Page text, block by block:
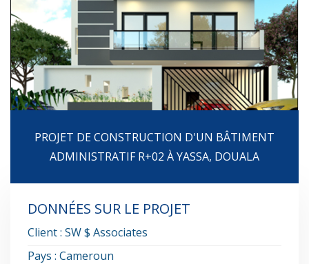
PROJET DE CONSTRUCTION D'UN BÂTIMENT
ADMINISTRATIF R+02 À YASSA, DOUALA
DONNÉES SUR LE PROJET
Client : SW $ Associates
Pays : Cameroun